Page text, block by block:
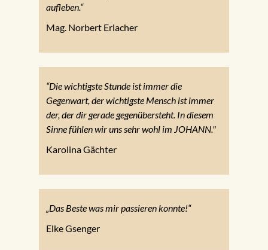
aufleben.“
Mag. Norbert Erlacher
“Die wichtigste Stunde ist immer die
Gegenwart, der wichtigste Mensch ist immer
der, der dir gerade gegenübersteht. In diesem
Sinne fühlen wir uns sehr wohl im JOHANN."
Karolina Gächter
„Das Beste was mir passieren konnte!“
Elke Gsenger